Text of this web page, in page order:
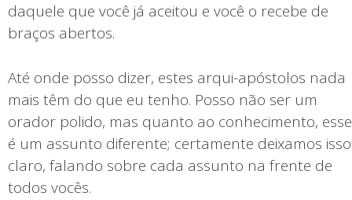
daquele que você já aceitou e você o recebe de
braços abertos.
Até onde posso dizer, estes arqui-apóstolos nada
mais têm do que eu tenho. Posso não ser um
orador polido, mas quanto ao conhecimento, esse
é um assunto diferente; certamente deixamos isso
claro, falando sobre cada assunto na frente de
todos vocês.